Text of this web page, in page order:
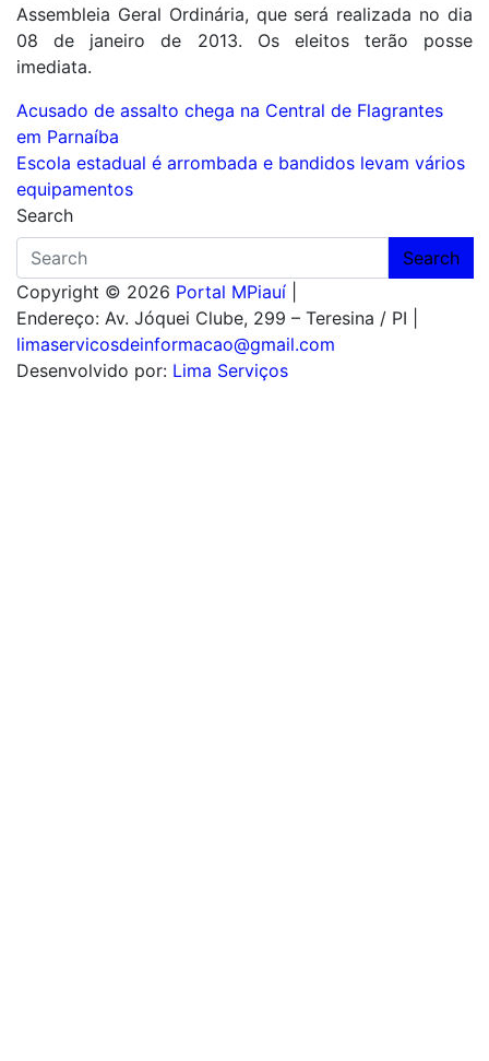
Assembleia Geral Ordinária, que será realizada no dia
08 de janeiro de 2013. Os eleitos terão posse
imediata.
Navegação
de
Post
Acusado de assalto chega na Central de Flagrantes
em Parnaíba
Escola estadual é arrombada e bandidos levam vários
equipamentos
Search
Search
Copyright © 2026 Portal MPiauí
Endereço: Av. Jóquei Clube, 299 – Teresina / PI
limaservicosdeinformacao@gmail.com
Desenvolvido por: Lima Serviços